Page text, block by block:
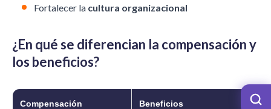
Fortalecer la cultura organizacional
¿En qué se diferencian la compensación y
los beneficios?
Compensación Beneficios